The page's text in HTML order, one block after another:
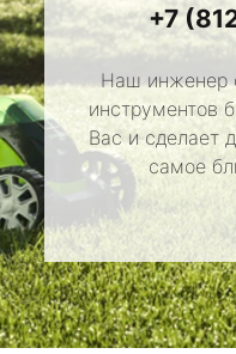
+7
Наш инженер
инструментов
Вас и сделает
самое